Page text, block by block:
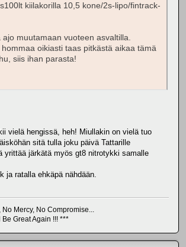
kiilakorilla 10,5 kone/2s-lipo/fintrack-
muutamaan vuoteen asvaltilla.
oikiasti taas pitkästä aikaa tämä
siis ihan parasta!
vielä hengissä, heh! Miullakin on vielä tuo
sitä tulla joku päivä Tattarille
yrittää järkätä myös gt8 nitrotykki samalle
ja ratalla ehkäpä nähdään.
No Mercy, No Compromise...
Great Again !!! ***